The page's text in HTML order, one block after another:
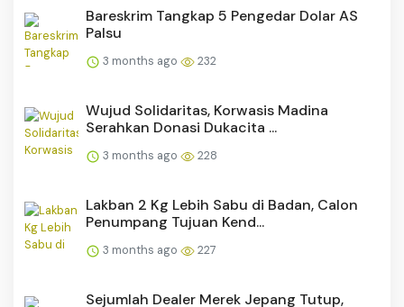
Bareskrim Tangkap 5 Pengedar Dolar AS
Palsu
3 months ago 232
Wujud Solidaritas, Korwasis Madina
Serahkan Donasi Dukacita ...
3 months ago 228
Lakban 2 Kg Lebih Sabu di Badan, Calon
Penumpang Tujuan Kend...
3 months ago 227
Sejumlah Dealer Merek Jepang Tutup,